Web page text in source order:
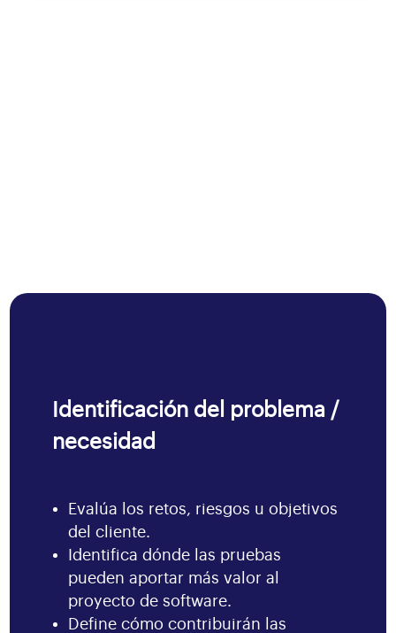
Identificación del problema /
necesidad
Evalúa los retos, riesgos u objetivos
del cliente.
Identifica dónde las pruebas
pueden aportar más valor al
proyecto de software.
Define cómo contribuirán las